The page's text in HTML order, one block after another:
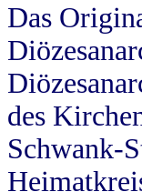
Das
des
Schwank-